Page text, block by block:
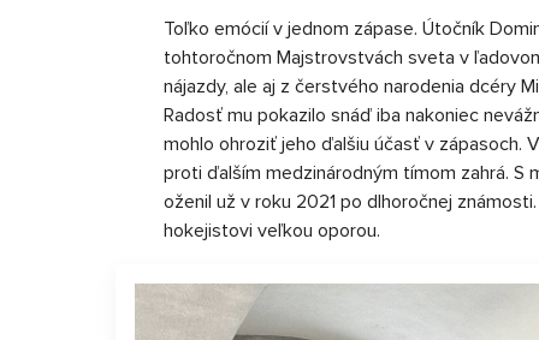
Toľko emócií v jednom zápase. Útočník
tohtoročnom Majstrovstvách sveta v
nájazdy, ale aj z čerstvého narodenia dcéry
Radosť mu pokazilo snáď iba nakoniec
mohlo ohroziť jeho ďalšiu účasť v zápasoch.
proti ďalším medzinárodným tímom zahrá. S
oženil už v roku 2021 po dlhoročnej
hokejistovi veľkou oporou.